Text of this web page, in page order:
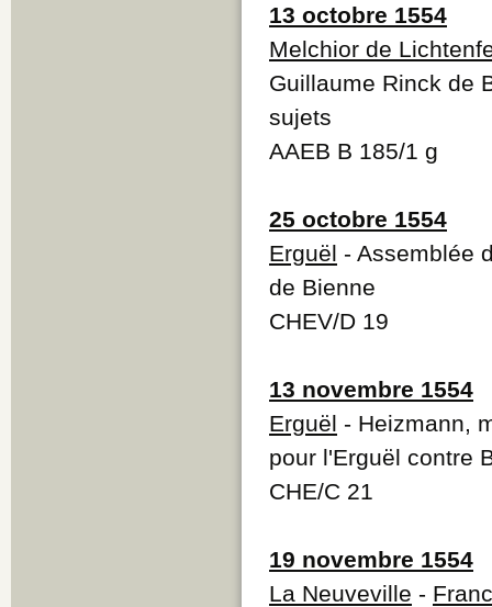
13 octobre 1554
Melchior de
Guillaume Rinck de
sujets
AAEB B 185/1 g
25 octobre 1554
Erguël - Assemblée
de Bienne
CHEV/D 19
13 novembre 1554
Erguël - Heizmann,
pour l'Erguël contre
CHE/C 21
19 novembre 1554
La Neuveville -